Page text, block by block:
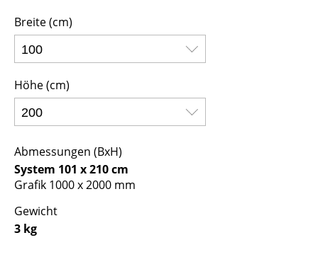
Breite (cm)
Höhe (cm)
Abmessungen (BxH)
System 101 x 210 cm
Grafik 1000 x 2000 mm
Gewicht
3 kg